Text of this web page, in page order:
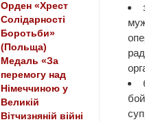
Орден «Хрест
Солідарності
Боротьби»
(Польща)
Медаль «За
перемогу над
Німеччиною у
Великій
Вітчизняній війні